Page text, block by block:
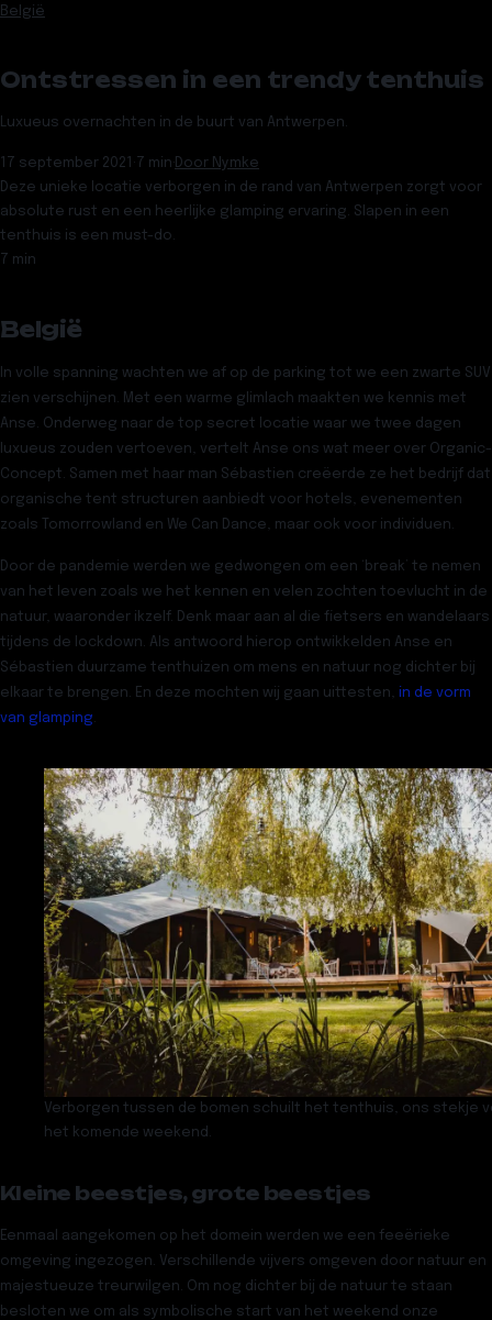
België
Ontstressen in een trendy tenthuis
Luxueus overnachten in de buurt van Antwerpen.
17 september 2021 · 7 min·Door Nymke
Deze unieke locatie verborgen in de rand van Antwerpen zorgt voor
absolute rust en een heerlijke glamping ervaring. Slapen in een
tenthuis is een must-do.
7 min
België
In volle spanning wachten we af op de parking tot we een zwarte SUV
zien verschijnen. Met een warme glimlach maakten we kennis met
Anse. Onderweg naar de top secret locatie waar we twee dagen
luxueus zouden vertoeven, vertelt Anse ons wat meer over Organic-
Concept. Samen met haar man Sébastien creëerde ze het bedrijf dat
organische tent structuren aanbiedt voor hotels, evenementen
zoals Tomorrowland en We Can Dance, maar ook voor individuen.
Door de pandemie werden we gedwongen om een ‘break’ te nemen
van het leven zoals we het kennen en velen zochten toevlucht in de
natuur, waaronder ikzelf. Denk maar aan al die fietsers en wandelaars
tijdens de lockdown. Als antwoord hierop ontwikkelden Anse en
Sébastien duurzame tenthuizen om mens en natuur nog dichter bij
elkaar te brengen. En deze mochten wij gaan uittesten, in de vorm
van glamping.
Verborgen tussen de bomen schuilt het tenthuis, ons stekje
het komende weekend.
Kleine beestjes, grote beestjes
Eenmaal aangekomen op het domein werden we een feeërieke
omgeving ingezogen. Verschillende vijvers omgeven door natuur en
majestueuze treurwilgen. Om nog dichter bij de natuur te staan
besloten we om als symbolische start van het weekend onze